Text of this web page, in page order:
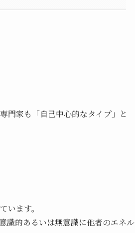
門家も「自己中心的なタイプ」と
います。
識的あるいは無意識に他者のエネル